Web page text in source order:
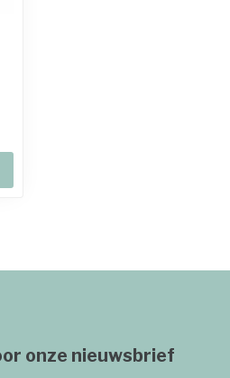
onze nieuwsbrief